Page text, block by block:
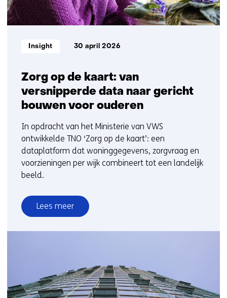
Zorg op de kaart: van
versnipperde data naar gericht
bouwen voor ouderen
Informatietype:
Insight 30 april 2026
In opdracht van het Ministerie van VWS
ontwikkelde TNO ‘Zorg op de kaart’: een
dataplatform dat woninggegevens, zorgvraag en
voorzieningen per wijk combineert tot een landelijk
beeld.
Lees meer
over
Zorg
van
versnipperde